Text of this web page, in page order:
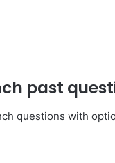
past
questions with